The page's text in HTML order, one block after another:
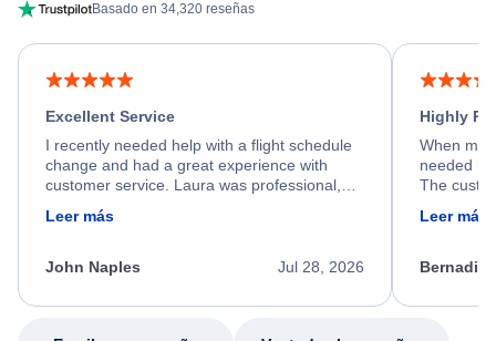
Basado en 34,320 reseñas
Excellent Service
I recently needed help with a flight schedule
change and had a great experience with
customer service. Laura was professional,
friendly, and very helpful throughout the
process. She quickly found a solution and
appreciate her excellent service.
Leer más
Jul 28, 2026
John Naples
Highly
When my
needed
The
calm,
my issue.
Leer más